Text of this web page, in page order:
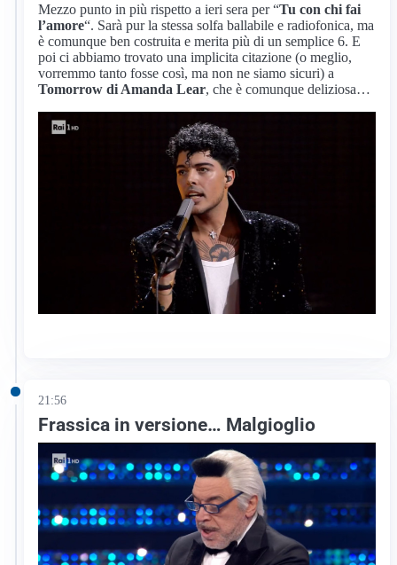
Mezzo punto in più rispetto a ieri sera per “Tu con chi fai
l’amore“. Sarà pur la stessa solfa ballabile e radiofonica, ma
è comunque ben costruita e merita più di un semplice 6. E
poi ci abbiamo trovato una implicita citazione (o meglio,
vorremmo tanto fosse così, ma non ne siamo sicuri) a
Tomorrow di Amanda Lear, che è comunque deliziosa…
21:56
Frassica in versione… Malgioglio